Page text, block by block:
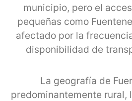
municipio, pero el
pequeñas como
afectado por la
disponibilidad de
La geografía de
predominantemente rural,